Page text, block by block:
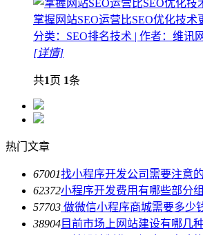
掌握网站SEO运营比SEO优化技术
分类：SEO排名技术 | 作者：维讯
[详情]
共1页 1条
热门文章
67001找小程序开发公司需要注意
62372小程序开发费用有哪些部分
57703 做微信小程序商城需要多少
38904目前市场上网站建设有哪几